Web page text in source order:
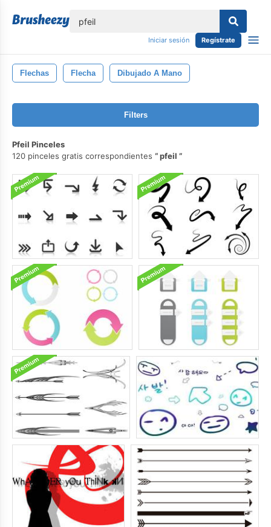
Iniciar sesión Regístrate
Flechas Flecha Dibujado A Mano
Filters
Pfeil Pinceles
120 pinceles gratis correspondientes
pfeil